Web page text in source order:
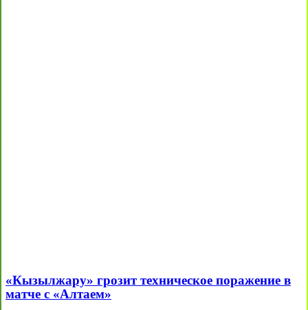
«Кызылжару» грозит техническое поражение в
матче с «Алтаем»